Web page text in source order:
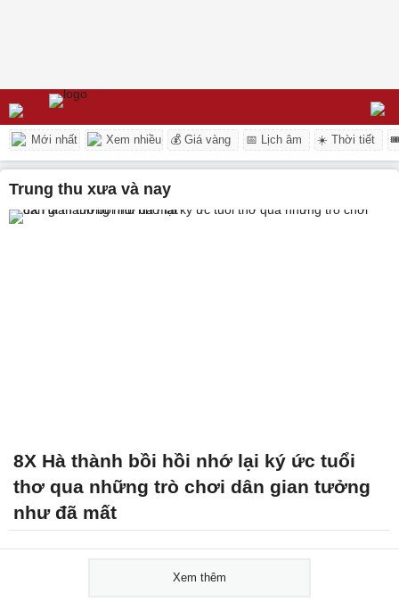
Mới nhất Xem nhiều 💰 Giá vàng 📅 Lịch âm ☀️ Thời tiết
trung thu xưa và nay
8X Hà thành bồi hồi nhớ lại ký ức tuổi
thơ qua những trò chơi dân gian tưởng
như đã mất
Xem thêm